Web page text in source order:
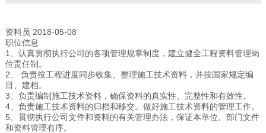
资料员 2018-05-08
职位信息
1、认真贯彻执行公司的各项管理规章制度，建立健全工程资料管理岗
位责任制。
2、 负责按工程进度同步收集、整理施工技术资料，并按国家规定编
目、建档。
3、负责编制施工技术资料，确保资料的真实性、完整性和有效性。
4、负责施工技术资料的归档和移交。做好施工技术资料的管理工作。
5、贯彻执行公司文件和资料的有关管理办法，保证本单位、部门文件
和资料管理有序。